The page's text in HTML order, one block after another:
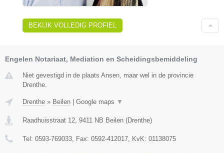
BEKIJK VOLLEDIG PROFIEL
Engelen Notariaat, Mediation en Scheidingsbemiddeling
Niet gevestigd in de plaats Ansen, maar wel in de provincie
Drenthe.
Drenthe » Beilen Google maps ▼
Raadhuisstraat 12, 9411 NB Beilen (Drenthe)
Tel: 0593-769033, Fax: 0592-412017, KvK: 01138075